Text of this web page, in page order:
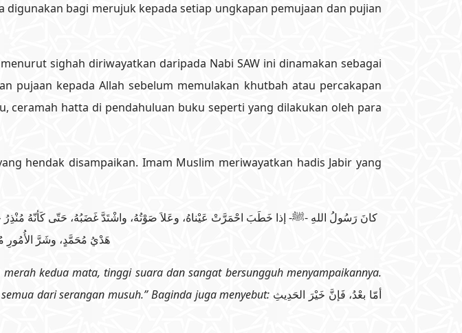
digunakan bagi merujuk kepada setiap ungkapan pemujaan dan pujian
sighah diriwayatkan daripada Nabi SAW ini dinamakan sebagai
ceramah hatta di pendahuluan buku seperti yang dilakukan oleh para
hendak disampaikan. Imam Muslim meriwayatkan hadis Jabir yang
كانَ رَسُولُ اللهِ -ﷺ- إذا خَطَبَ احْمَرَّتْ عَيْناهُ، وعَلاَ صَوْتُهُ، واشْتَدَّ غَضَبُهُ، حَتّى كَأنّهُ
هَدْيُ مُحَمَّدٍ، وشَرَّ الأُمُورِ
kedua mata, tinggi suara dan sangat bersungguh menyampaikannya.
dari serangan musuh.” Baginda juga menyebut: أمّا بعْدُ، فَإنَّ خَيْرَ الحَدِيثِ